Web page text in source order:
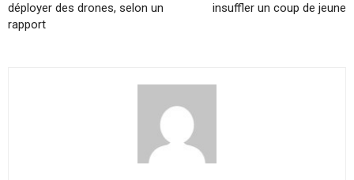
déployer des drones, selon un
rapport
insuffler un coup de jeune